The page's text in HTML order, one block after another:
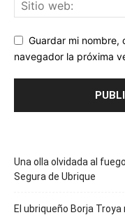
Guardar mi nombre,
navegador la próxima
Una olla olvidada al
Segura de Ubrique
El ubriqueño Borja